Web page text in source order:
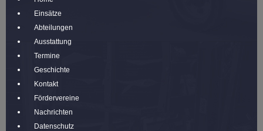
Einsätze
Abteilungen
Ausstattung
Termine
Geschichte
Kontakt
Fördervereine
Nachrichten
Datenschutz